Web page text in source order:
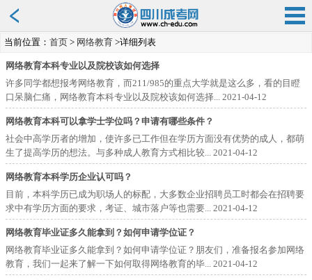
当前位置： 首页 > 网络教育 >详细列表
网络教育本科专业以及院校该如何选择
许多同学都想报考网络教育，而211/985的重点大学就是这么多，看的目瞪
口呆脑仁痛，网络教育本科专业以及院校该如何选择... 2021-04-12
网络教育本科可以拿学士学位吗？申请有哪些条件？
社会中高学历者的增加，使许多已工作但在学历方面没有优势的成人，都萌
生了提高学历的想法。与多种成人教育方式相比较... 2021-04-12
网络教育本科学历企业认可吗？
目前，本科学历已成为职场人的标配，大多数企业招聘员工时都会在招聘要
求中有学历方面的要求，考证、城市落户等也需要... 2021-04-12
网络教育毕业证多久能拿到？如何申请学位证？
网络教育毕业证多久能拿到？如何申请学位证？朋友们，准备报名参加网络
教育，我们一起来了解一下如何取得网络教育的毕... 2021-04-12